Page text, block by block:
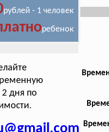
рублей - 1 человек
ребенок
2 дня по